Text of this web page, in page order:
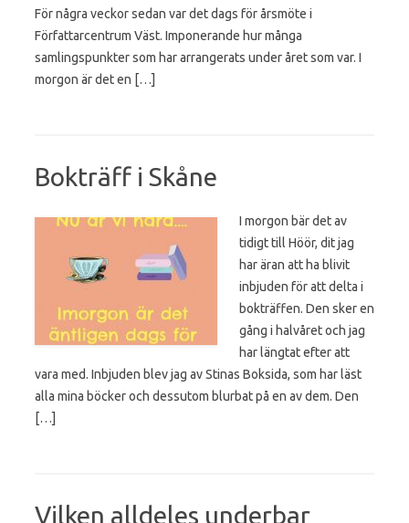
För några veckor sedan var det dags för årsmöte i
Författarcentrum Väst. Imponerande hur många
samlingspunkter som har arrangerats under året som var. I
morgon är det en […]
Bokträff i Skåne
I morgon bär det av
tidigt till Höör, dit jag
har äran att ha blivit
inbjuden för att delta i
bokträffen. Den sker en
gång i halvåret och jag
har längtat efter att
vara med. Inbjuden blev jag av Stinas Boksida, som har läst
alla mina böcker och dessutom blurbat på en av dem. Den
[…]
Vilken alldeles underbar